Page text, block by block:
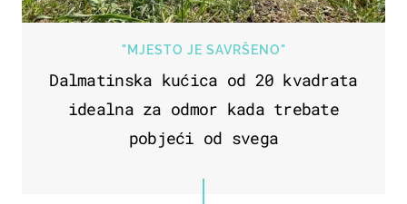
"MJESTO JE SAVRŠENO"
Dalmatinska kućica od 20 kvadrata
idealna za odmor kada trebate
pobjeći od svega